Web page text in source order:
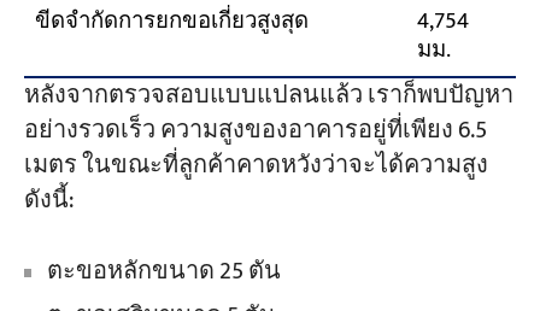
ขีดจำกัดการยกขอเกี่ยวสูงสุด
4,754
มม.
หลังจากตรวจสอบแบบแปลนแล้ว เราก็พบปัญหา
อย่างรวดเร็ว ความสูงของอาคารอยู่ที่เพียง 6.5
เมตร ในขณะที่ลูกค้าคาดหวังว่าจะได้ความสูง
ดังนี้:
ตะขอหลักขนาด 25 ตัน